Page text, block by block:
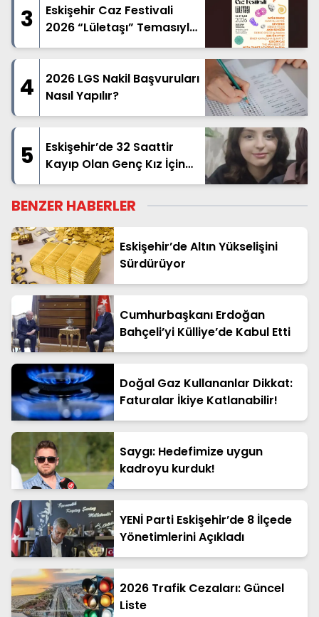
3
Eskişehir Caz Festivali
2026 “Lületaşı” Temasıyla
Geliyor
4
2026 LGS Nakil Başvuruları
Nasıl Yapılır?
5
Eskişehir’de 32 Saattir
Kayıp Olan Genç Kız İçin
Arama Çalışması
BENZER HABERLER
Eskişehir’de Altın Yükselişini
Sürdürüyor
Cumhurbaşkanı Erdoğan
Bahçeli’yi Külliye’de Kabul Etti
Doğal Gaz Kullananlar Dikkat:
Faturalar İkiye Katlanabilir!
Saygı: Hedefimize uygun
kadroyu kurduk!
YENİ Parti Eskişehir’de 8 İlçede
Yönetimlerini Açıkladı
2026 Trafik Cezaları: Güncel
Liste